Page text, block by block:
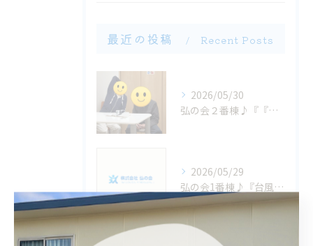
最近の投稿 Recent Posts
2026/05/30
弘の会２番棟♪『『いちにちの終わりに...』』
2026/05/29
弘の会1番棟♪『台風大丈夫かなぁ？』